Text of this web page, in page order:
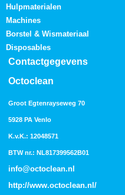
Hulpmaterialen
Machines
Borstel & Wismateriaal
Disposables
Contactgegevens
Octoclean
Groot Egtenrayseweg 70
5928 PA Venlo
K.v.K.: 12048571
BTW nr.: NL817399562B01
info@octoclean.nl
http://www.octoclean.nl /